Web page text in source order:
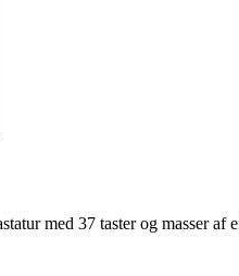
med 37 taster og masser af